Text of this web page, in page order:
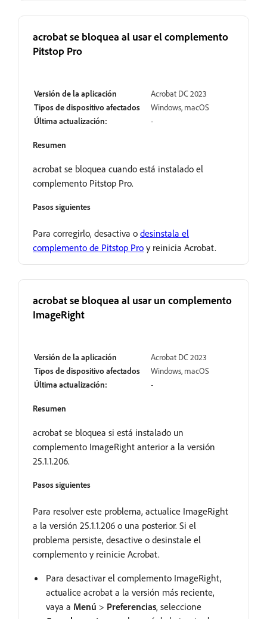
acrobat se bloquea al usar el complemento
Pitstop Pro
Versión de la aplicación
Acrobat DC 2023
Tipos de dispositivo afectados
Windows, macOS
Última actualización:
-
Resumen
acrobat se bloquea cuando está instalado el
complemento Pitstop Pro.
Pasos siguientes
Para corregirlo, desactiva o desinstala el
complemento de Pitstop Pro y reinicia Acrobat.
acrobat se bloquea al usar un complemento
ImageRight
Versión de la aplicación
Acrobat DC 2023
Tipos de dispositivo afectados
Windows, macOS
Última actualización:
-
Resumen
acrobat se bloquea si está instalado un
complemento ImageRight anterior a la versión
25.1.1.206.
Pasos siguientes
Para resolver este problema, actualice ImageRight
a la versión 25.1.1.206 o una posterior. Si el
problema persiste, desactive o desinstale el
complemento y reinicie Acrobat.
Para desactivar el complemento ImageRight,
actualice acrobat a la versión más reciente,
vaya a Menú > Preferencias, seleccione